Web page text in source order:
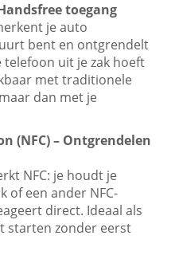
toegang
je auto
bent en ontgrendelt
telefoon uit je zak hoeft
met traditionele
dan met je
(NFC) – Ontgrendelen
NFC: je houdt je
of een ander NFC-
direct. Ideaal als
starten zonder eerst